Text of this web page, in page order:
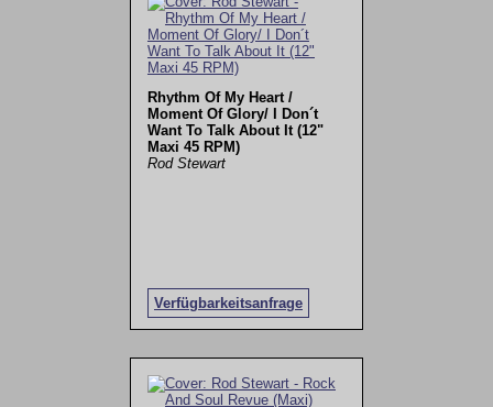
Rhythm Of My Heart /
Moment Of Glory/ I Don´t
Want To Talk About It (12"
Maxi 45 RPM)
Rod Stewart
Verfügbarkeitsanfrage